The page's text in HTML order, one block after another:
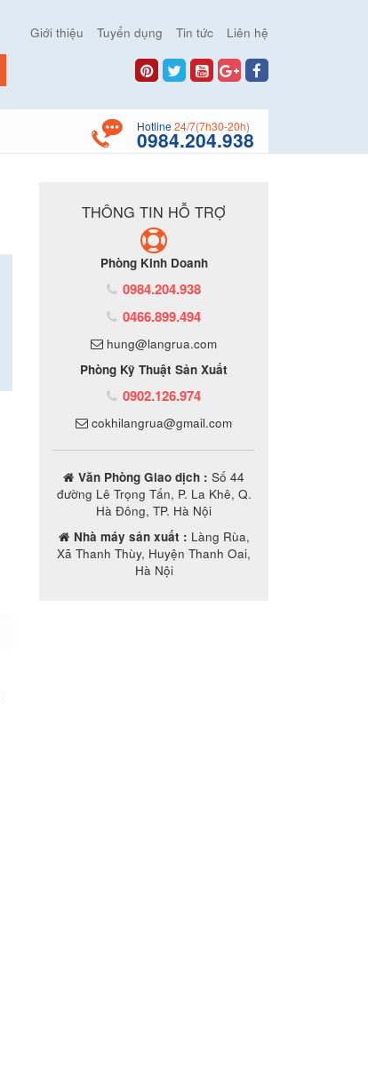
Giới thiệu Tuyển dụng Tin tức Liên hệ
Hotline 24/7(7h30-20h)
0984.204.938
THÔNG TIN HỖ TRỢ
Phòng Kinh Doanh
0984.204.938
0466.899.494
hung@langrua.com
Phòng Kỹ Thuật Sản Xuất
0902.126.974
cokhilangrua@gmail.com
Văn Phòng Giao dịch : Số 44
đường Lê Trọng Tấn, P. La Khê, Q.
Hà Đông, TP. Hà Nội
Nhà máy sản xuất : Làng Rùa,
Xã Thanh Thùy, Huyện Thanh Oai,
Hà Nội